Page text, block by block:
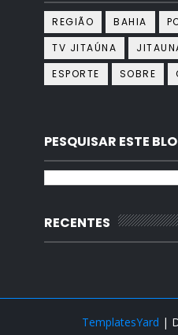
REGIÃO BAHIA
TV JITAÚNA
ESPORTE
SOBRE
PESQUISAR ESTE
RECENTES
TemplatesYard |